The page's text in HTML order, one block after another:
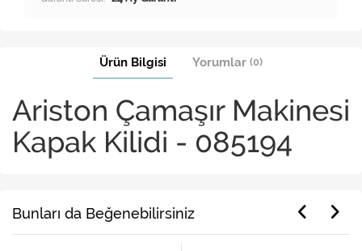
Ürün Bilgisi Yorumlar (0)
Ariston Çamaşır Makinesi
Kapak Kilidi - 085194
Bunları da Beğenebilirsiniz